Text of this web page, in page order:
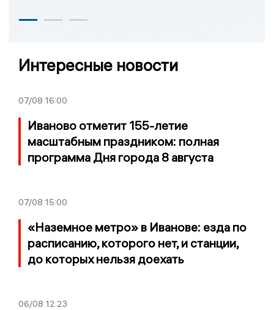
Интересные новости
07/08 16:00
Иваново отметит 155-летие
масштабным праздником: полная
программа Дня города 8 августа
07/08 15:00
«Наземное метро» в Иванове: езда по
расписанию, которого нет, и станции,
до которых нельзя доехать
06/08 12:23